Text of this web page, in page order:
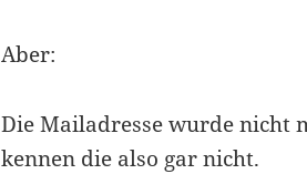
Aber:
Die Mailadresse wurde nicht
kennen die also gar nicht.